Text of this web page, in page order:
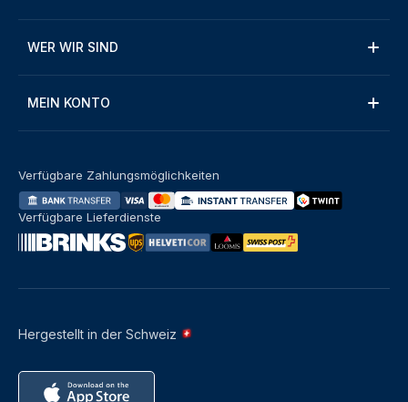
WER WIR SIND
MEIN KONTO
Hergestellt in der Schweiz
Verfügbare Zahlungsmöglichkeiten
Verfügbare Lieferdienste